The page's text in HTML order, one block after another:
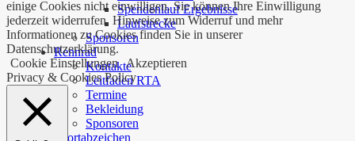
Spendenlauf Ergebnisse
Laufstrecke
Sponsoren
Rennrad
Kontakte
Leitfaden RTA
Termine
Bekleidung
Sponsoren
Sportabzeichen
einige Cookies nicht einwilligen. Sie können Ihre Einwilligung
jederzeit widerrufen. Hinweise zum Widerruf und mehr
Informationen zu Cookies finden Sie in unserer
Datenschutzerklärung.
Cookie Einstellungen Akzeptieren
Privacy & Cookies Policy